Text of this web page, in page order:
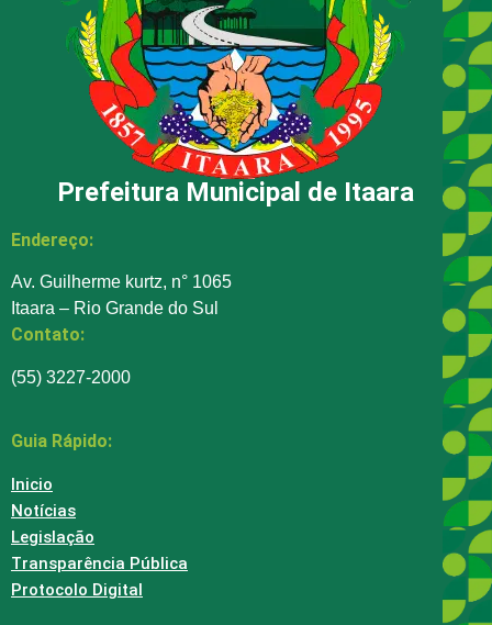
Prefeitura Municipal de Itaara
Endereço:
Av. Guilherme kurtz, n° 1065
Itaara – Rio Grande do Sul
Contato:
(55) 3227-2000
Guia Rápido:
Inicio
Notícias
Legislação
Transparência Pública
Protocolo Digital